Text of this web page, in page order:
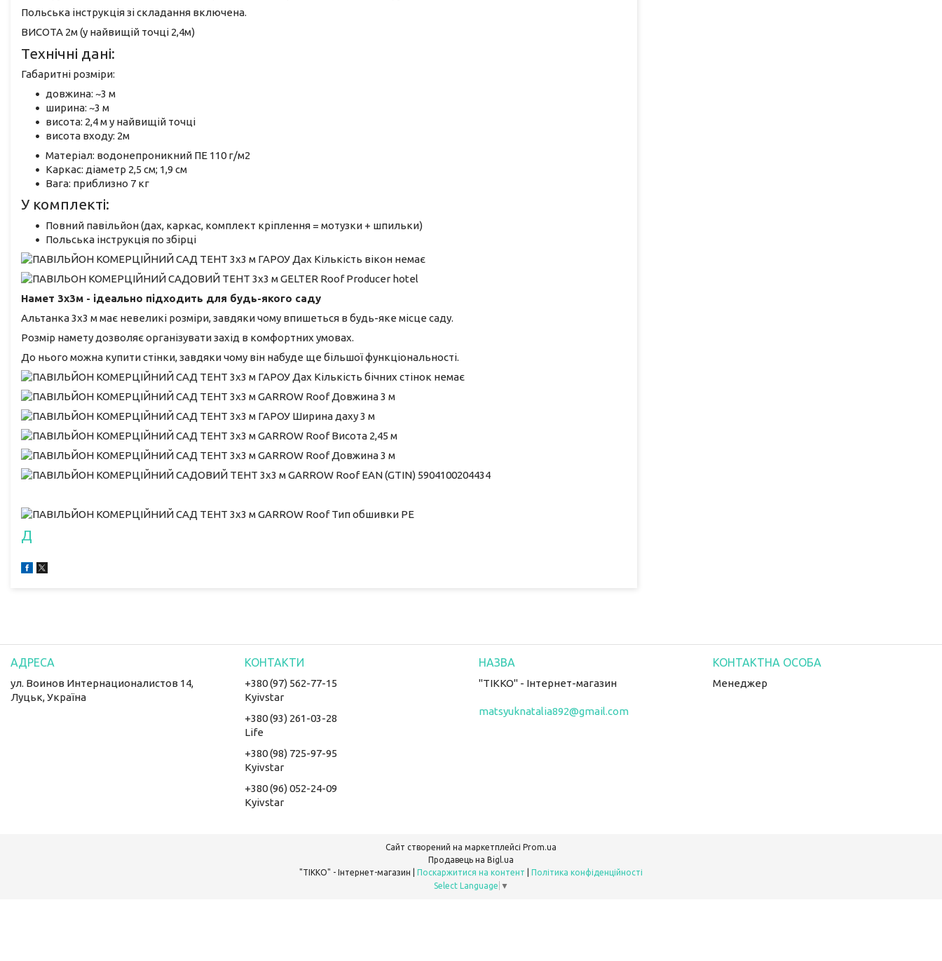
Польська інструкція зі складання включена.
ВИСОТА 2м (у найвищій точці 2,4м)
Технічні дані:
Габаритні розміри:
довжина: ~3 м
ширина: ~3 м
висота: 2,4 м у найвищій точці
висота входу: 2м
Матеріал: водонепроникний ПЕ 110 г/м2
Каркас: діаметр 2,5 см; 1,9 см
Вага: приблизно 7 кг
У комплекті:
Повний павільйон (дах, каркас, комплект кріплення = мотузки + шпильки)
Польська інструкція по збірці
Намет 3х3м - ідеально підходить для будь-якого саду
Альтанка 3х3 м має невеликі розміри, завдяки чому впишеться в будь-яке місце саду.
Розмір намету дозволяє організувати захід в комфортних умовах.
До нього можна купити стінки, завдяки чому він набуде ще більшої функціональності.
Д
ул. Воинов Интернационалистов 14,
Луцьк, Україна
+380 (97) 562-77-15
Kyivstar
+380 (93) 261-03-28
Life
+380 (98) 725-97-95
Kyivstar
+380 (96) 052-24-09
Kyivstar
"ТІККО" - Інтернет-магазин
matsyuknatalia892@gmail.com
Менеджер
Сайт створений на маркетплейсі Prom.ua
Продавець на Bigl.ua
Поскаржитися на контент
Політика конфіденційності
Select Language ▼